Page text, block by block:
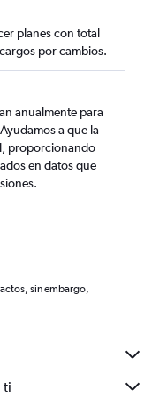
planes con total
por cambios.
anualmente para
a que la
proporcionando
en datos que
sin embargo,
ti